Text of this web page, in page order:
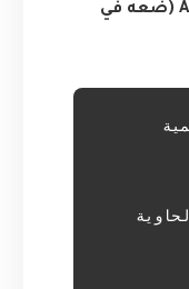
1. ملف `Dockerfile` لخدمة الـ API (ضعه في